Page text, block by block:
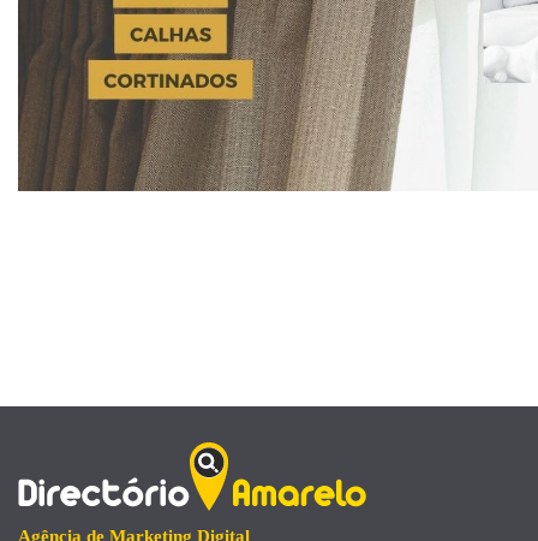
Agência de Marketing Digital